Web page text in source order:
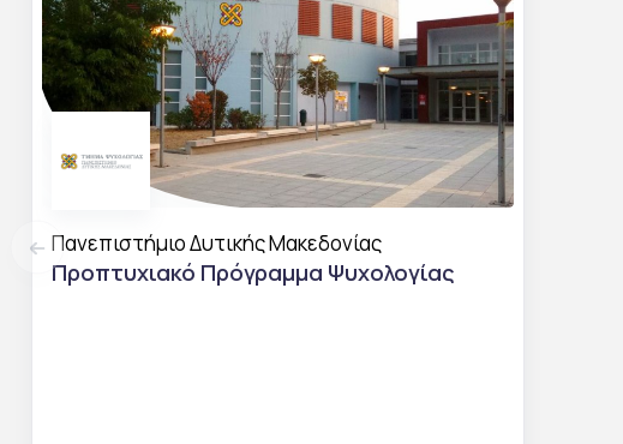
Πανεπιστήμιο Δυτικής Μακεδονίας
Προπτυχιακό Πρόγραμμα Ψυχολογίας